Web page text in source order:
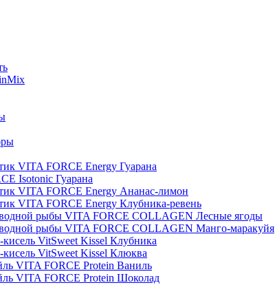
VITA FORCE Energy Гуарана
Isotonic Гуарана
VITA FORCE Energy Ананас-лимон
VITA FORCE Energy Клубника-ревень
рыбы VITA FORCE COLLAGEN Лесные ягоды
рыбы VITA FORCE COLLAGEN Манго-маракуйя
VitSweet Kissel Клубника
кисель VitSweet Kissel Клюква
VITA FORCE Protein Ваниль
VITA FORCE Protein Шоколад